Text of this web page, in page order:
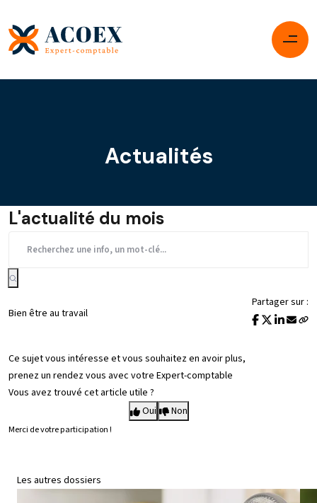
Actualités
L'actualité du mois
Bien être au travail
Partager sur :
Ce sujet vous intéresse et vous souhaitez en avoir plus,
prenez un rendez vous avec votre Expert-comptable
Vous avez trouvé cet article utile ?
Oui
Non
Merci de votre participation !
Les autres dossiers